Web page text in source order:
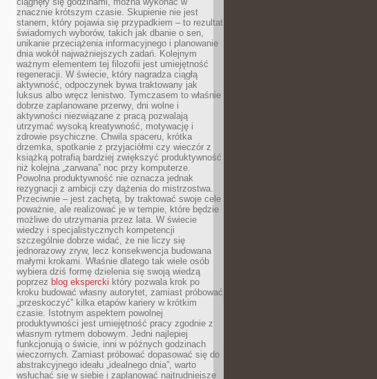
znacznie krótszym czasie. Skupienie nie jest
stanem, który pojawia się przypadkiem – to rezultat
świadomych wyborów, takich jak dbanie o sen,
unikanie przeciążenia informacyjnego i planowanie
dnia wokół najważniejszych zadań. Kolejnym
ważnym elementem tej filozofii jest umiejętność
regeneracji. W świecie, który nagradza ciągłą
aktywność, odpoczynek bywa traktowany jak
luksus albo wręcz lenistwo. Tymczasem to właśnie
dobrze zaplanowane przerwy, dni wolne i
aktywności niezwiązane z pracą pozwalają
utrzymać wysoką kreatywność, motywację i
zdrowie psychiczne. Chwila spaceru, krótka
drzemka, spotkanie z przyjaciółmi czy wieczór z
książką potrafią bardziej zwiększyć produktywność
niż kolejna „zarwana” noc przy komputerze.
Powolna produktywność nie oznacza jednak
rezygnacji z ambicji czy dążenia do mistrzostwa.
Przeciwnie – jest zachętą, by traktować swoje cele
poważnie, ale realizować je w tempie, które będzie
możliwe do utrzymania przez lata. W świecie
wiedzy i specjalistycznych kompetencji
szczególnie dobrze widać, że nie liczy się
jednorazowy zryw, lecz konsekwencja budowana
małymi krokami. Właśnie dlatego tak wiele osób
wybiera dziś formę dzielenia się swoją wiedzą
poprzez blog ekspercki który pozwala krok po
kroku budować własny autorytet, zamiast próbować
„przeskoczyć” kilka etapów kariery w krótkim
czasie. Istotnym aspektem powolnej
produktywności jest umiejętność pracy zgodnie z
własnym rytmem dobowym. Jedni najlepiej
funkcjonują o świcie, inni w późnych godzinach
wieczornych. Zamiast próbować dopasować się do
abstrakcyjnego ideału „idealnego dnia”, warto
wsłuchać się w siebie i zaplanować najtrudniejsze